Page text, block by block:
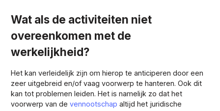
Wat als de activiteiten niet
overeenkomen met de
werkelijkheid?
Het kan verleidelijk zijn om hierop te anticiperen door een
zeer uitgebreid en/of vaag voorwerp te hanteren. Ook dit
kan tot problemen leiden. Het is namelijk zo dat het
voorwerp van devennootschap altijd het juridische